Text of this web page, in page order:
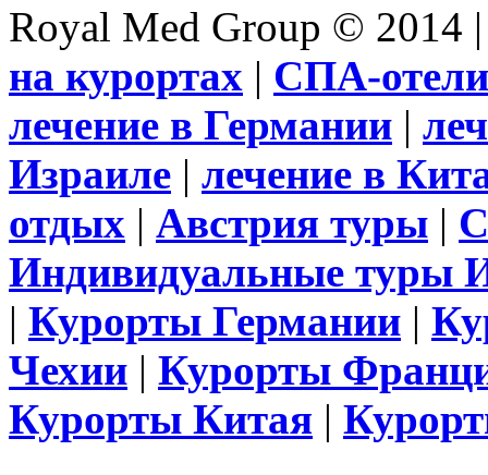
Royal Med Group © 2014
на курортах | СПА-отели
лечение в Германии |
Израиле | лечение в
отдых | Австрия туры |
Индивидуальные туры
| Курорты Германии |
Чехии | Курорты
Курорты Китая |